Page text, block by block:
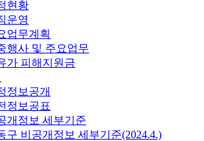
현황
운영
업무계획
행사 및 주요업무
가 피해지원금
정보공개
정보공표
개정보 세부기준
구 비공개정보 세부기준(2024.4.)